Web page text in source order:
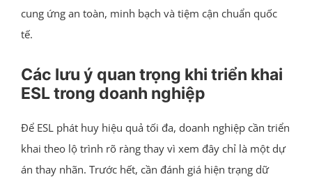
cung ứng an toàn, minh bạch và tiệm cận chuẩn quốc
tế.
Các lưu ý quan trọng khi triển khai
ESL trong doanh nghiệp
Để ESL phát huy hiệu quả tối đa, doanh nghiệp cần triển
khai theo lộ trình rõ ràng thay vì xem đây chỉ là một dự
án thay nhãn. Trước hết, cần đánh giá hiện trạng dữ